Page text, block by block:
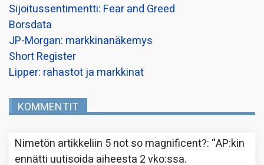
Sijoitussentimentti: Fear and Greed
Borsdata
JP-Morgan: markkinanäkemys
Short Register
Lipper: rahastot ja markkinat
KOMMENTIT
Nimetön artikkeliin 5 not so magnificent?: “AP:kin
ennätti uutisoida aiheesta 2 vko:ssa.